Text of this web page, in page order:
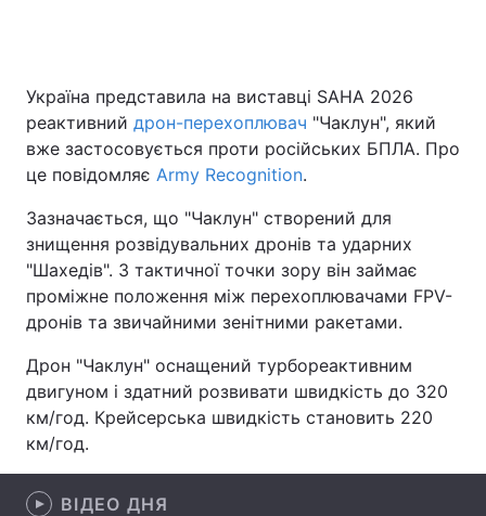
Україна Політика
Спорт Наука
Зброя Інциденти
Здоров'я Туризм
Цікавинки Погода
Екологія Регіони
Лонгріди
Україна представила на виставці SAHA 2026
реактивний дрон-перехоплювач "Чаклун", який
вже застосовується проти російських БПЛА. Про
це повідомляє Army Recognition.
Зазначається, що "Чаклун" створений для
знищення розвідувальних дронів та ударних
"Шахедів". З тактичної точки зору він займає
проміжне положення між перехоплювачами FPV-
дронів та звичайними зенітними ракетами.
Дрон "Чаклун" оснащений турбореактивним
двигуном і здатний розвивати швидкість до 320
км/год. Крейсерська швидкість становить 220
км/год.
ВІДЕО ДНЯ